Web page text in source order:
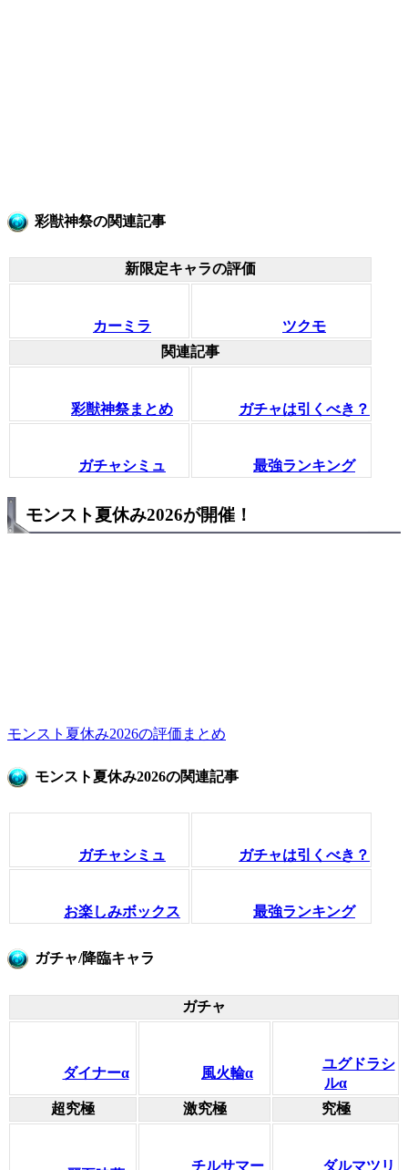
彩獣神祭の関連記事
新限定キャラの評価
カーミラ
ツクモ
関連記事
彩獣神祭まとめ ガチャは引くべき？
ガチャシミュ 最強ランキング
モンスト夏休み2026が開催！
モンスト夏休み2026の評価まとめ
モンスト夏休み2026の関連記事
ガチャシミュ ガチャは引くべき？
お楽しみボックス 最強ランキング
ガチャ/降臨キャラ
ガチャ
ダイナーα 風火輪α
ユグドラシ
ルα
超究極
激究極 究極
チルサマー ダルマツリ